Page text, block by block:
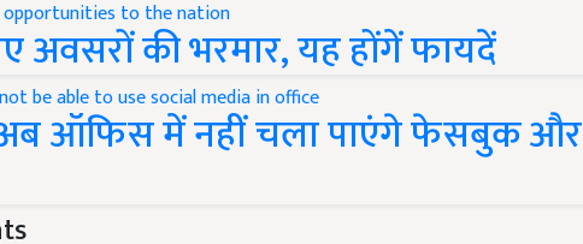
अवसरों की भरमार, यह होंगें फायदें
अब ऑफिस में नहीं चला पाएंगे फेसबुक और